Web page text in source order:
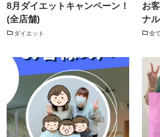
8月ダイエットキャンペーン！
(全店舗)
ダイエット
お
ナル
全て